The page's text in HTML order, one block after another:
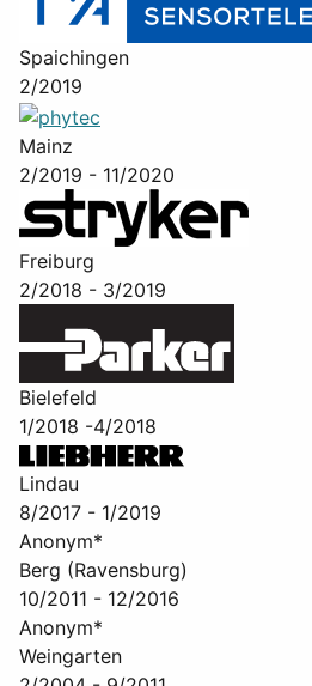
Spaichingen
2/2019
Mainz
2/2019 - 11/2020
Freiburg
2/2018 - 3/2019
Bielefeld
1/2018 -4/2018
Lindau
8/2017 - 1/2019
Anonym*
Berg (Ravensburg)
10/2011 - 12/2016
Anonym*
Weingarten